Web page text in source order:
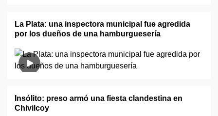
La Plata: una inspectora municipal fue agredida
por los dueños de una hamburguesería
Insólito: preso armó una fiesta clandestina en
Chivilcoy